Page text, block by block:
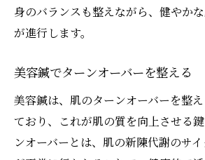
身のバランスも整えながら、健やか
が進行します。
美容鍼でターンオーバーを整える
美容鍼は、肌のターンオーバーを整
ており、これが肌の質を向上させる
ンオーバーとは、肌の新陳代謝のサ